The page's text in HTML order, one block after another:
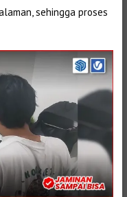
sehingga proses